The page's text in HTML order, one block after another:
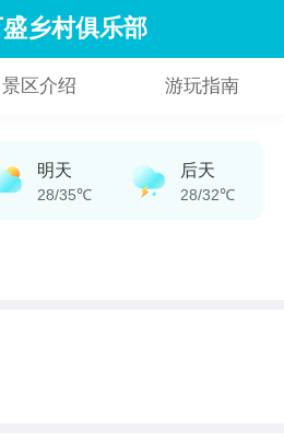
乡村俱乐部
景区介绍 游玩指南
明天
28/35℃
后天
28/32℃